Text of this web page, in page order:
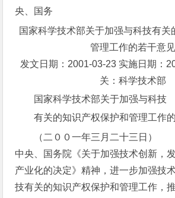
央、国务
国家科学技术部关于加强与科技有关
管理工作的若干意见
发文日期：2001-03-23 实施日期：
关：科学技术部
国家科学技术部关于加强与科技
有关的知识产权保护和管理工作
（二００一年三月二十三日）
中央、国务院《关于加强技术创新，
产业化的决定》精神，进一步加强技
技有关的知识产权保护和管理工作，